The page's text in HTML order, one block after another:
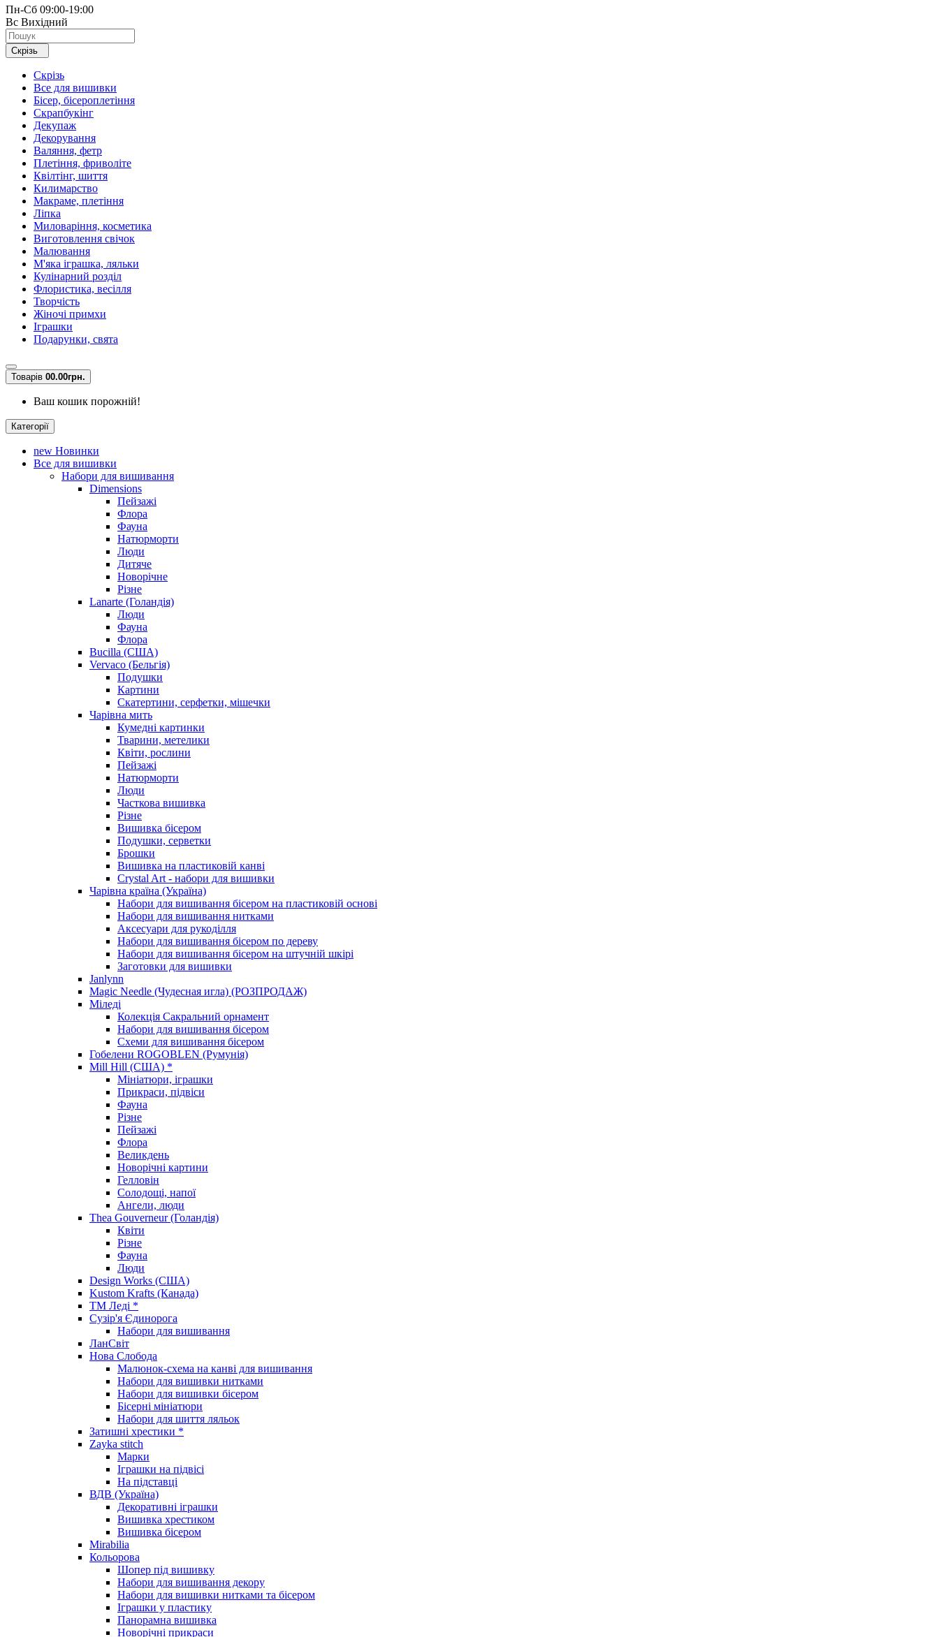
Пн-Сб 09:00-19:00
Вс Вихідний
Скрізь
Скрізь
Все для вишивки
Бісер, бісероплетіння
Скрапбукінг
Декупаж
Декорування
Валяння, фетр
Плетіння, фриволіте
Квілтінг, шиття
Килимарство
Макраме, плетіння
Ліпка
Миловаріння, косметика
Виготовлення свічок
Малювання
М'яка іграшка, ляльки
Кулінарний розділ
Флористика, весілля
Творчість
Жіночі примхи
Іграшки
Подарунки, свята
Товарів 00.00грн.
Ваш кошик порожній!
Категорії
new Новинки
Все для вишивки
Набори для вишивання
Dimensions
Пейзажі
Флора
Фауна
Натюрморти
Люди
Дитяче
Новорічне
Різне
Lanarte (Голандія)
Люди
Фауна
Флора
Bucilla (США)
Vervaco (Бельгія)
Подушки
Картини
Скатертини, серфетки, мішечки
Чарiвна мить
Кумедні картинки
Тварини, метелики
Квіти, рослини
Пейзажі
Натюрморти
Люди
Часткова вишивка
Різне
Вишивка бісером
Подушки, серветки
Брошки
Вишивка на пластиковій канві
Crystal Art - набори для вишивки
Чарівна країна (Україна)
Набори для вишивання бісером на пластиковій основі
Набори для вишивання нитками
Аксесуари для рукоділля
Набори для вишивання бісером по дереву
Набори для вишивання бісером на штучній шкірі
Заготовки для вишивки
Janlynn
Magic Needle (Чудесная игла) (РОЗПРОДАЖ)
Міледі
Колекція Сакральний орнамент
Набори для вишивання бісером
Схеми для вишивання бісером
Гобелени ROGOBLEN (Румунія)
Mill Hill (США) *
Мініатюри, іграшки
Прикраси, підвіси
Фауна
Різне
Пейзажі
Флора
Великдень
Новорічні картини
Гелловін
Солодощі, напої
Ангели, люди
Thea Gouverneur (Голандія)
Квіти
Різне
Фауна
Люди
Design Works (США)
Kustom Krafts (Канада)
ТМ Леді *
Сузір'я Єдинорога
Набори для вишивання
ЛанСвіт
Нова Слобода
Малюнок-схема на канві для вишивання
Набори для вишивки нитками
Набори для вишивки бісером
Бісерні мініатюри
Набори для шиття ляльок
Затишні хрестики *
Zayka stitch
Марки
Іграшки на підвісі
На підставці
ВДВ (Україна)
Декоративні іграшки
Вишивка хрестиком
Вишивка бісером
Mirabilia
Кольорова
Шопер під вишивку
Набори для вишивання декору
Набори для вишивки нитками та бісером
Іграшки у пластику
Панорамна вишивка
Новорічні прикраси